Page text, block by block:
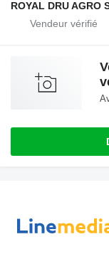
ROYAL DRU AGRO